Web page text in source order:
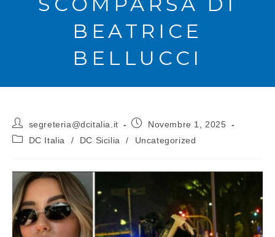
BEATRICE
BELLUCCI
segreteria@dcitalia.it
Novembre 1, 2025
DC Italia
/ DC Sicilia / Uncategorized